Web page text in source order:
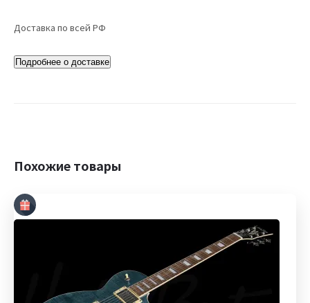
Доставка по всей РФ
Подробнее о доставке
Похожие товары